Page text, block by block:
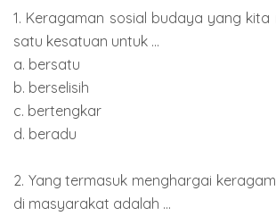
1. Keragaman sosial budaya yang kita
satu kesatuan untuk ...
a. bersatu
b. berselisih
c. bertengkar
d. beradu
2. Yang termasuk menghargai
di masyarakat adalah ...